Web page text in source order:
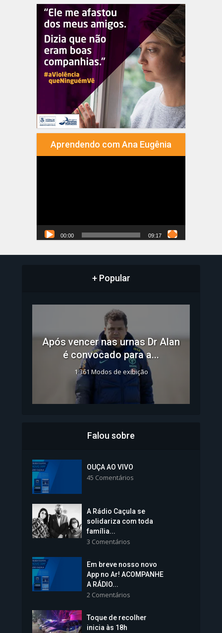
Aprendendo com Ana Eugênia
00:00 09:17
+ Popular
Após vencer nas urnas Dr Alan
é convocado para a...
1.361 Modos de exibição
Colégios da Polícia...
Vice-Prefeita Sheila Lemos
tomará posse nesta...
1.101 Modos de exibição
Falou sobre
OUÇA AO VIVO
45 Comentários
A Rádio Caçula se
solidariza com toda
família...
3 Comentários
Em breve nosso novo
App no Ar! ACOMPANHE
A RÁDIO...
2 Comentários
Toque de recolher
inicia às 18h